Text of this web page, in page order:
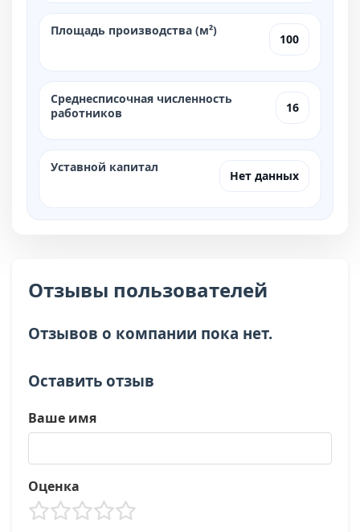
Площадь производства (м²)
100
Среднесписочная численность
работников
16
Уставной капитал
Нет данных
Отзывы пользователей
Отзывов о компании пока нет.
Оставить отзыв
Ваше имя
Оценка